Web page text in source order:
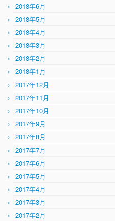
2018年6月
2018年5月
2018年4月
2018年3月
2018年2月
2018年1月
2017年12月
2017年11月
2017年10月
2017年9月
2017年8月
2017年7月
2017年6月
2017年5月
2017年4月
2017年3月
2017年2月